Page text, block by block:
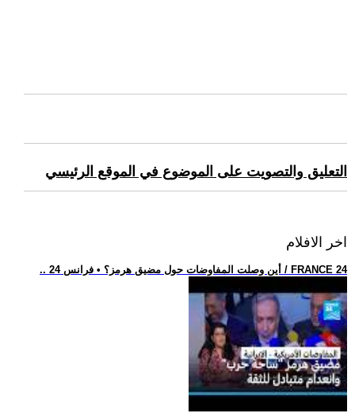
التعليق والتصويت على الموضوع في الموقع الرئيسي
اخر الافلام
.. أين وصلت المفاوضات حول مضيق هرمز؟ • فرانس 24 / FRANCE 24